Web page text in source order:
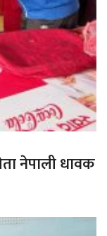
नेपाली धावक